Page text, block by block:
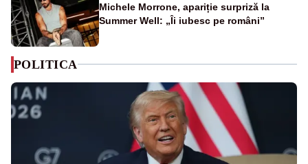
Michele Morrone, apariție surpriză la
Summer Well: „Îi iubesc pe români”
POLITICA